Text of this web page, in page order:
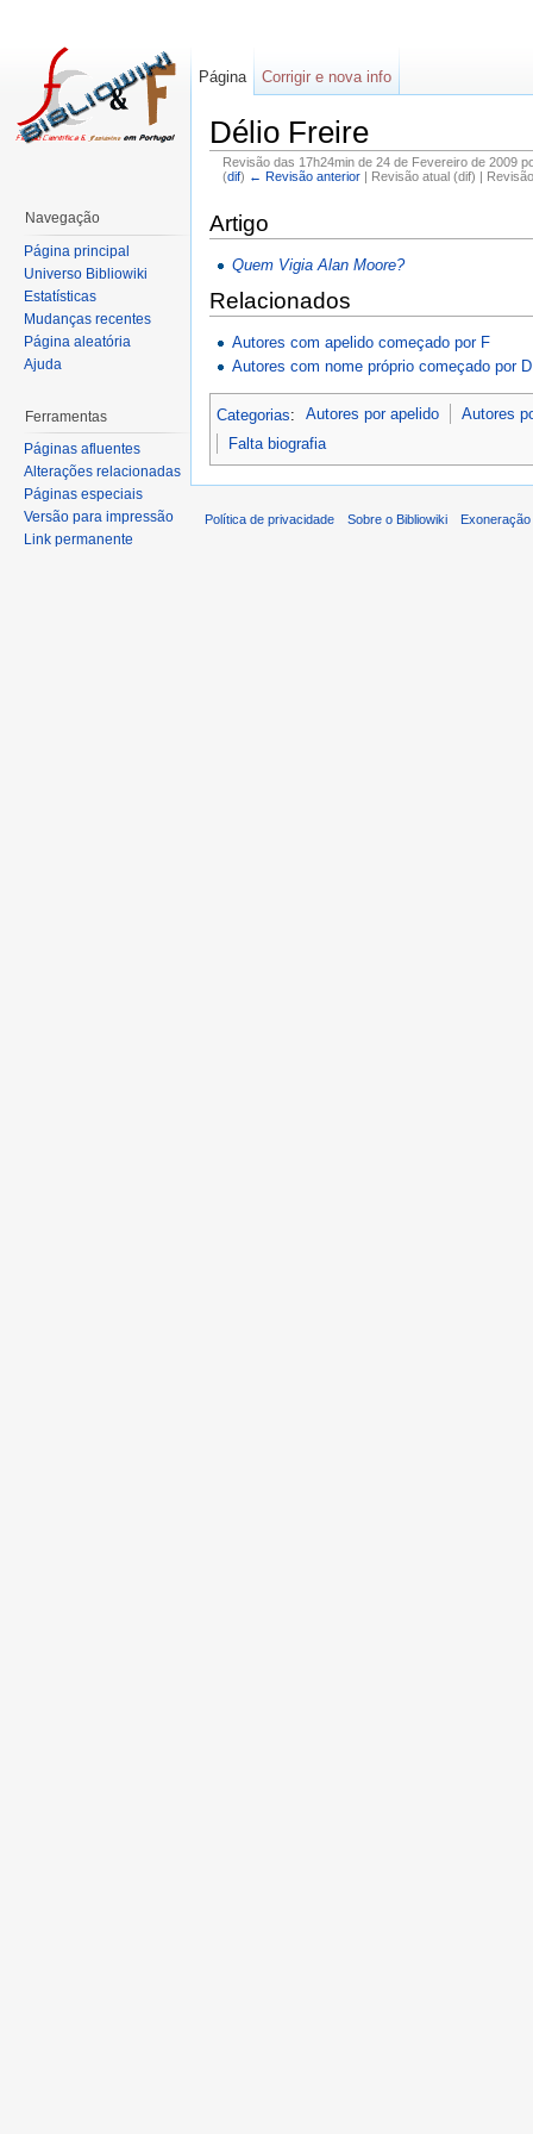
Délio Freire
Revisão das 17h24min de 24 de Fevereiro de 2009
(dif) ← Revisão anterior| Revisão atual (dif) |
Artigo
Quem Vigia Alan Moore?
Relacionados
Autores com apelido começado por F
Autores com nome próprio começado por D
Categorias: Autores por apelido
Autores
Falta biografia
Página Corrigir e nova info
Navegação
Página principal
Universo Bibliowiki
Estatísticas
Mudanças recentes
Página aleatória
Ajuda
Ferramentas
Páginas afluentes
Alterações relacionadas
Páginas especiais
Versão para impressão
Link permanente
Política de privacidade Sobre o Bibliowiki